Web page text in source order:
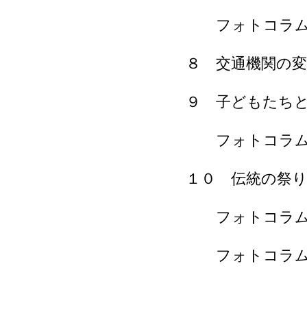
フォトコラム
８ 交通機関の
９ 子どもたち
フォトコラム
１０ 伝統の祭
フォトコラム
フォトコラム